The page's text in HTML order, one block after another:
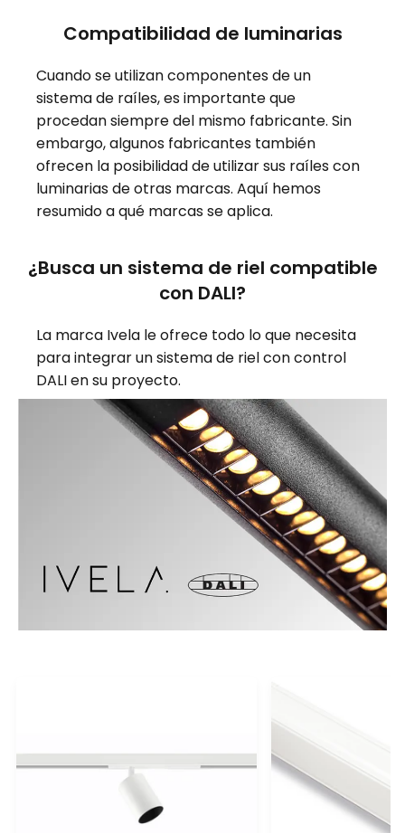
Compatibilidad de luminarias
Cuando se utilizan componentes de un
sistema de raíles, es importante que
procedan siempre del mismo fabricante. Sin
embargo, algunos fabricantes también
ofrecen la posibilidad de utilizar sus raíles con
luminarias de otras marcas. Aquí hemos
resumido a qué marcas se aplica.
¿Busca un sistema de riel compatible
con DALI?
La marca Ivela le ofrece todo lo que necesita
para integrar un sistema de riel con control
DALI en su proyecto.